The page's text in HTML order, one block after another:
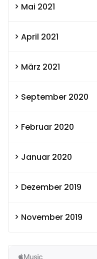
Mai 2021
April 2021
März 2021
September 2020
Februar 2020
Januar 2020
Dezember 2019
November 2019